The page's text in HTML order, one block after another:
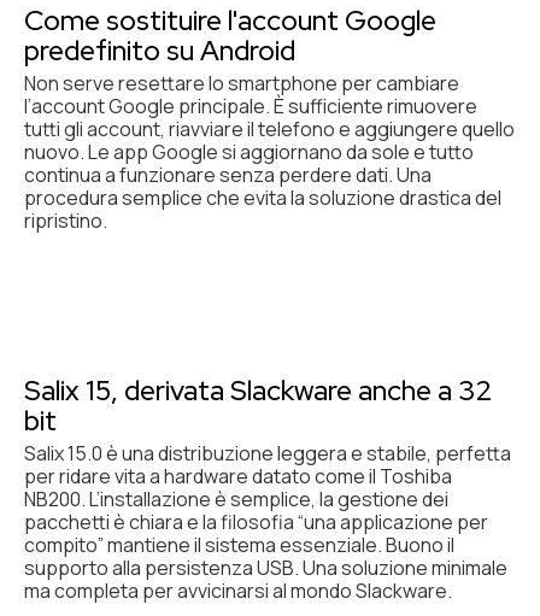
Come sostituire l'account Google
predefinito su Android
Non serve resettare lo smartphone per cambiare
l’account Google principale. È sufficiente rimuovere
tutti gli account, riavviare il telefono e aggiungere quello
nuovo. Le app Google si aggiornano da sole e tutto
continua a funzionare senza perdere dati. Una
procedura semplice che evita la soluzione drastica del
ripristino.
Salix 15, derivata Slackware anche a 32
bit
Salix 15.0 è una distribuzione leggera e stabile, perfetta
per ridare vita a hardware datato come il Toshiba
NB200. L’installazione è semplice, la gestione dei
pacchetti è chiara e la filosofia “una applicazione per
compito” mantiene il sistema essenziale. Buono il
supporto alla persistenza USB. Una soluzione minimale
ma completa per avvicinarsi al mondo Slackware.